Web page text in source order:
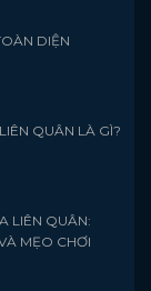
DIỆN
QUÂN LÀ GÌ?
LIÊN QUÂN:
MẸO CHƠI